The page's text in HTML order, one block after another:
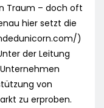
Traum – doch oft
hier setzt die
)
der Leitung
von
zu erproben.